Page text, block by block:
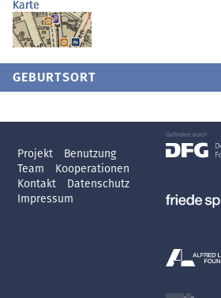
Karte
GEBURTSORT
Projekt
Benutzung
Team
Kooperationen
Kontakt
Datenschutz
Impressum